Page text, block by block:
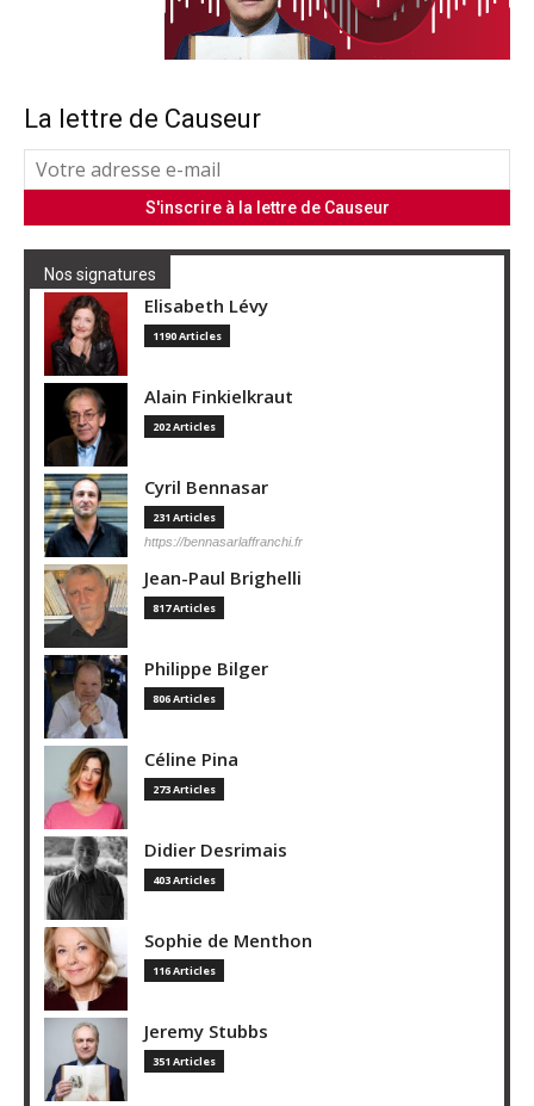
La lettre de Causeur
Nos signatures
Elisabeth Lévy
1190 Articles
Alain Finkielkraut
202 Articles
Cyril Bennasar
231 Articles
https://bennasarlaffranchi.fr
Jean-Paul Brighelli
817 Articles
Philippe Bilger
806 Articles
Céline Pina
273 Articles
Didier Desrimais
403 Articles
Sophie de Menthon
116 Articles
Jeremy Stubbs
351 Articles